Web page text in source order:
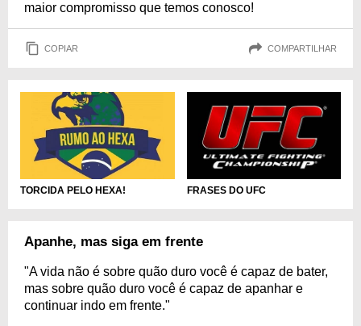
maior compromisso que temos conosco!
COPIAR COMPARTILHAR
TORCIDA PELO HEXA! FRASES DO UFC
Apanhe, mas siga em frente
"A vida não é sobre quão duro você é capaz de bater,
mas sobre quão duro você é capaz de apanhar e
continuar indo em frente."